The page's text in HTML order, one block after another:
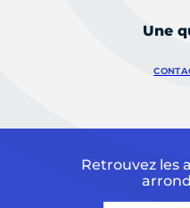
Une
Retrouvez les